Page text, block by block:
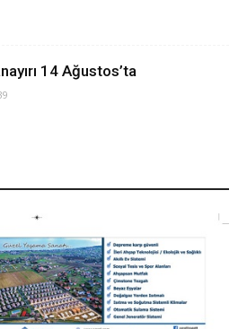
14 Ağustos’ta